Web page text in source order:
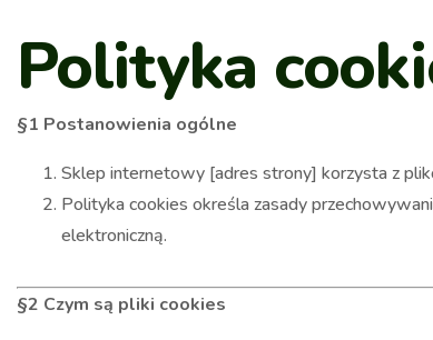
Polityka
§1 Postanowienia ogólne
Sklep internetowy [adres strony] korzysta z
Polityka cookies określa zasady
elektroniczną.
§2 Czym są pliki cookies